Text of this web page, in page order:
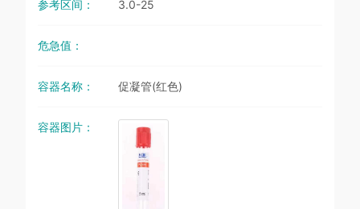
参考区间： 3.0-25
危急值：
容器名称： 促凝管(红色)
容器图片：